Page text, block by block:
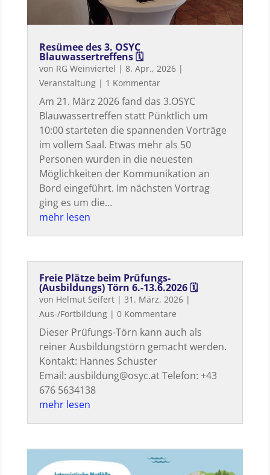
Resümee des 3. OSYC
Blauwassertreffens 🗓
von RG Weinviertel | 8. Apr., 2026|
Veranstaltung| 1 Kommentar
Am 21. März 2026 fand das 3.OSYC
Blauwassertreffen statt Pünktlich um
10:00 starteten die spannenden Vorträge
im vollem Saal. Etwas mehr als 50
Personen wurden in die neuesten
Möglichkeiten der Kommunikation an
Bord eingeführt. Im nächsten Vortrag
ging es um die...
mehr lesen
Freie Plätze beim Prüfungs-
(Ausbildungs) Törn 6.-13.6.2026 🗓
von Helmut Seifert| 31. März, 2026|
Aus-/Fortbildung| 0 Kommentare
Dieser Prüfungs-Törn kann auch als
reiner Ausbildungstörn gemacht werden.
Kontakt: Hannes Schuster
Email: ausbildung@osyc.at Telefon: +43
676 5634138
mehr lesen